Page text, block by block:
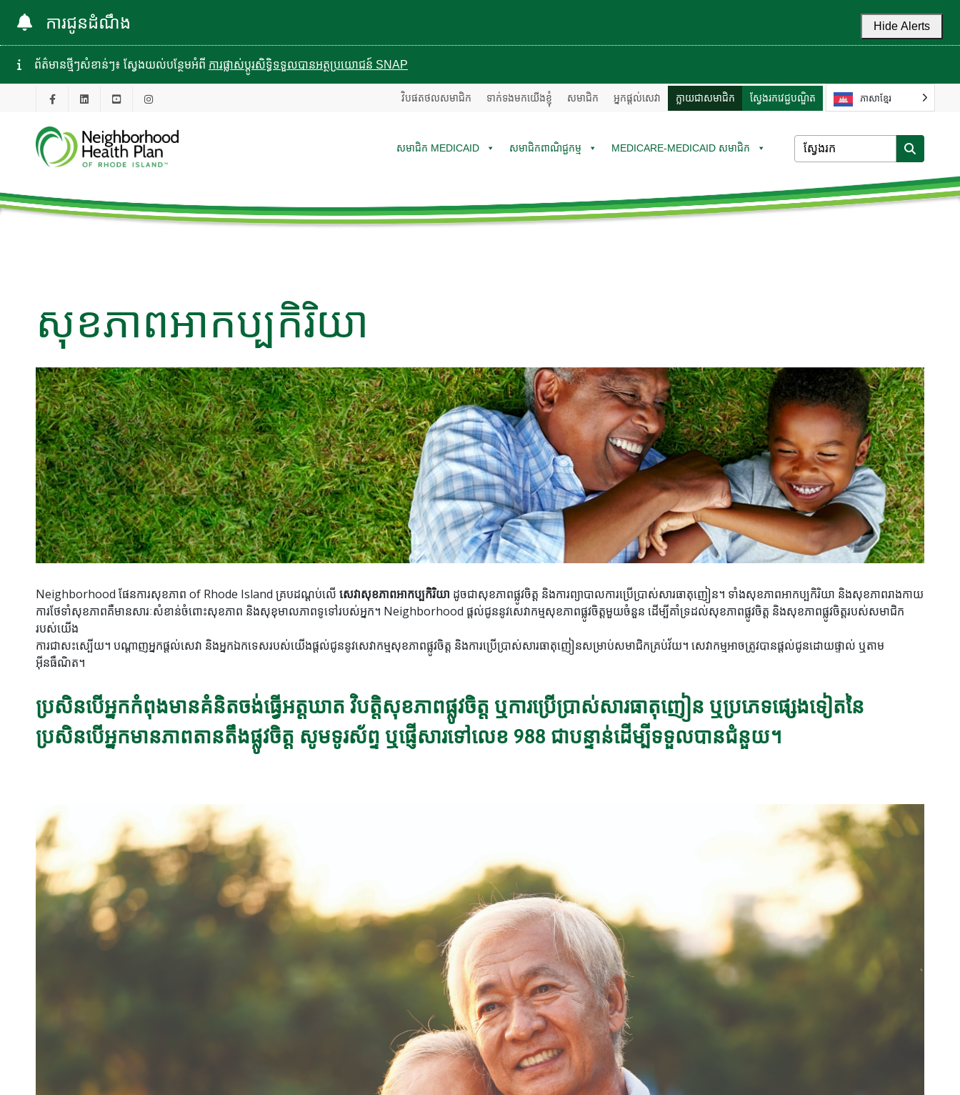
ការជូនដំណឹង Hide Alerts
ព័ត៌មានថ្មីៗសំខាន់ៗ៖ ស្វែងយល់បន្ថែមអំពី ការផ្លាស់ប្តូរសិទ្ធិទទួលបានអត្ថប្រយោជន៍ SNAP
វិបផតថលសមាជិក ទាក់ទងមកយើងខ្ញុំ សមាជិក អ្នកផ្តល់សេវា ក្លាយជាសមាជិក ស្វែងរកវេជ្ជបណ្ឌិត ភាសាខ្មែរ
សមាជិក MEDICAID សមាជិកពាណិជ្ជកម្ម MEDICARE-MEDICAID សមាជិក
សុខភាពអាកប្បកិរិយា
Neighborhood ផែនការសុខភាព of Rhode Island គ្របដណ្តប់លើ សេវាសុខភាពអាកប្បកិរិយា ដូចជាសុខភាពផ្លូវចិត្ត និងការព្យាបាលការប្រើប្រាស់សារធាតុញៀន។ ទាំងសុខភាពអាកប្បកិរិយា និងសុខភាពរាងកាយ
ការថែទាំសុខភាពគឺមានសារៈសំខាន់ចំពោះសុខភាព និងសុខុមាលភាពទូទៅរបស់អ្នក។ Neighborhood ផ្តល់ជូននូវសេវាកម្មសុខភាពផ្លូវចិត្តមួយចំនួន ដើម្បីគាំទ្រដល់សុខភាពផ្លូវចិត្ត និងសុខភាពផ្លូវចិត្តរបស់សមាជិក
របស់យើង
ការជាសះស្បើយ។ បណ្តាញអ្នកផ្តល់សេវា និងអ្នកឯកទេសរបស់យើងផ្តល់ជូននូវសេវាកម្មសុខភាពផ្លូវចិត្ត និងការប្រើប្រាស់សារធាតុញៀនសម្រាប់សមាជិកគ្រប់វ័យ។ សេវាកម្មអាចត្រូវបានផ្តល់ជូនដោយផ្ទាល់ ឬតាម
អ៊ីនធឺណិត។
ប្រសិនបើអ្នកកំពុងមានគំនិតចង់ធ្វើអត្តឃាត វិបត្តិសុខភាពផ្លូវចិត្ត ឬការប្រើប្រាស់សារធាតុញៀន ឬប្រភេទផ្សេងទៀតនៃ
ប្រសិនបើអ្នកមានភាពតានតឹងផ្លូវចិត្ត សូមទូរស័ព្ទ ឬផ្ញើសារទៅលេខ 988 ជាបន្ទាន់ដើម្បីទទួលបានជំនួយ។